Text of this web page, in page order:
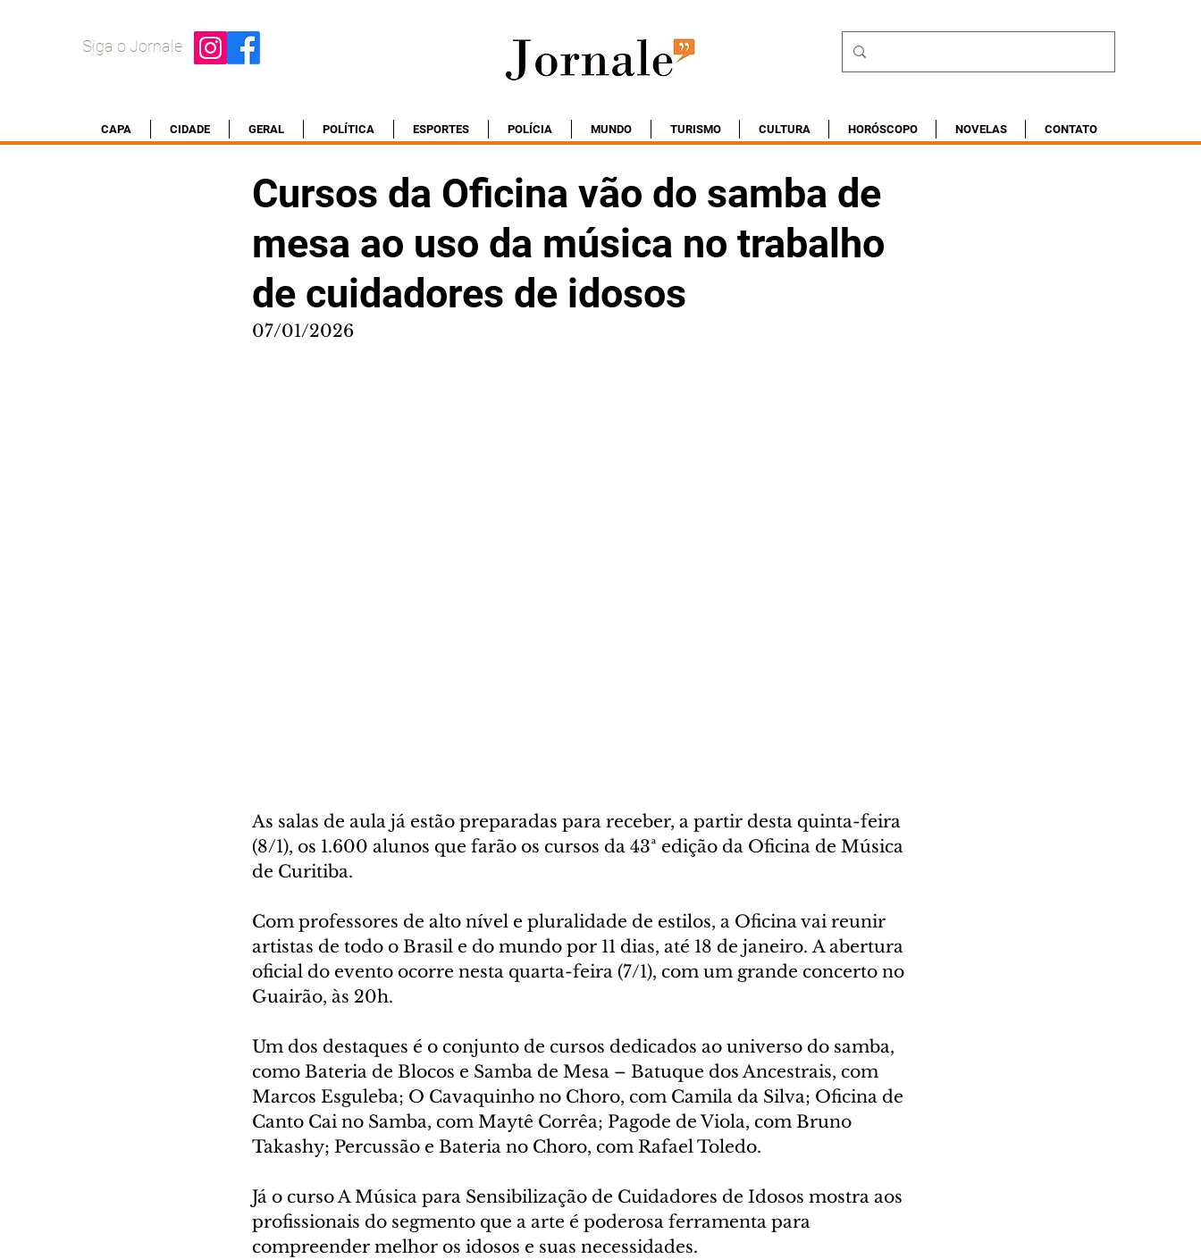
Siga o Jornale
CAPA CIDADE GERAL POLÍTICA ESPORTES POLÍCIA MUNDO TURISMO CULTURA HORÓSCOPO NOVELAS CONTATO
Cursos da Oficina vão do samba de
mesa ao uso da música no trabalho
de cuidadores de idosos
07/01/2026
As salas de aula já estão preparadas para receber, a partir desta quinta-feira
(8/1), os 1.600 alunos que farão os cursos da 43ª edição da Oficina de Música
de Curitiba.
Com professores de alto nível e pluralidade de estilos, a Oficina vai reunir
artistas de todo o Brasil e do mundo por 11 dias, até 18 de janeiro. A abertura
oficial do evento ocorre nesta quarta-feira (7/1), com um grande concerto no
Guairão, às 20h.
Um dos destaques é o conjunto de cursos dedicados ao universo do samba,
como Bateria de Blocos e Samba de Mesa – Batuque dos Ancestrais, com
Marcos Esguleba; O Cavaquinho no Choro, com Camila da Silva; Oficina de
Canto Cai no Samba, com Maytê Corrêa; Pagode de Viola, com Bruno
Takashy; Percussão e Bateria no Choro, com Rafael Toledo.
Já o curso A Música para Sensibilização de Cuidadores de Idosos mostra aos
profissionais do segmento que a arte é poderosa ferramenta para
compreender melhor os idosos e suas necessidades.